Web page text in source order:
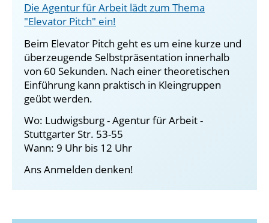
Die Agentur für Arbeit lädt zum Thema
"Elevator Pitch" ein!
Beim Elevator Pitch geht es um eine kurze und
überzeugende Selbstpräsentation innerhalb
von 60 Sekunden. Nach einer theoretischen
Einführung kann praktisch in Kleingruppen
geübt werden.
Wo: Ludwigsburg - Agentur für Arbeit -
Stuttgarter Str. 53-55
Wann: 9 Uhr bis 12 Uhr
Ans Anmelden denken!